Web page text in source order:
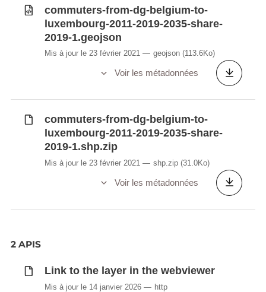
commuters-from-dg-belgium-to-
luxembourg-2011-2019-2035-share-
2019-1.geojson
Mis à jour le 23 février 2021 geojson (113.6Ko)
Voir les métadonnées
commuters-from-dg-belgium-to-
luxembourg-2011-2019-2035-share-
2019-1.shp.zip
Mis à jour le 23 février 2021 shp.zip (31.0Ko)
Voir les métadonnées
2 APIS
Link to the layer in the webviewer
Mis à jour le 14 janvier 2026 http